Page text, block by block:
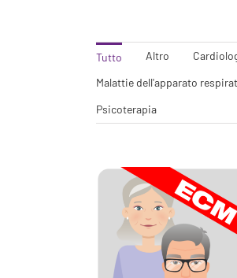
Tutto Altro
Malattie dell'apparato
Psicoterapia
Non mi interessa più